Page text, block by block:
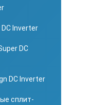
Inverter
DC
DC Inverter
сплит-